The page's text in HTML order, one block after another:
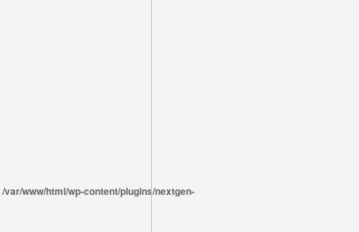
/var/www/html/wp-content/plugins/nextgen-